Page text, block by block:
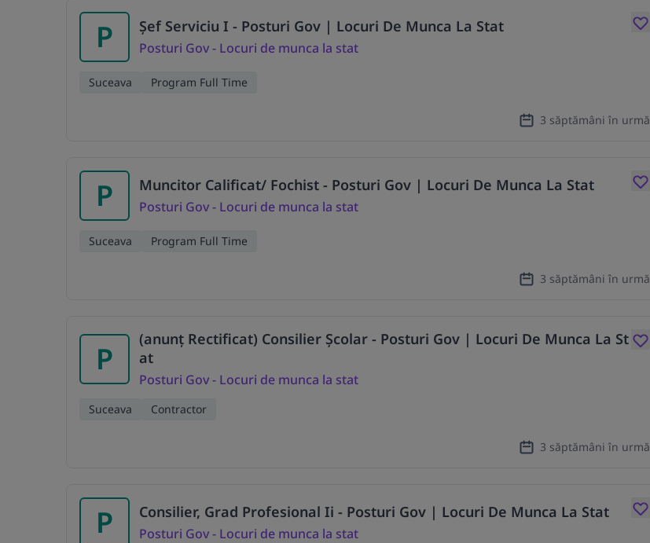
P Șef Serviciu I - Posturi Gov | Locuri De Munca La Stat
Posturi Gov - Locuri de munca la stat
Suceava Program Full Time
3 săptămâni în urmă
P Muncitor Calificat/ Fochist - Posturi Gov | Locuri De Munca La Stat
Posturi Gov - Locuri de munca la stat
Suceava Program Full Time
3 săptămâni în urmă
P
(anunț Rectificat) Consilier Școlar - Posturi Gov | Locuri De Munca La St
at
Posturi Gov - Locuri de munca la stat
Suceava Contractor
3 săptămâni în urmă
P Consilier, Grad Profesional Ii - Posturi Gov | Locuri De Munca La Stat
Posturi Gov - Locuri de munca la stat